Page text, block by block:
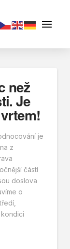
než
Je
je
z
částí
doslova
o